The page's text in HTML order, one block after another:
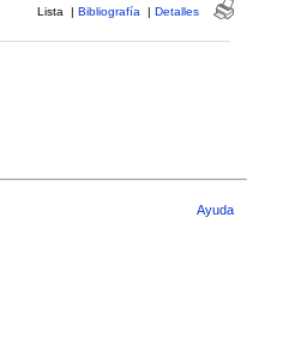
Lista | Bibliografía | Detalles
Ayuda